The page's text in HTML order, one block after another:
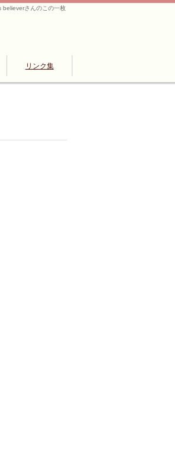
さんのこの一枚
リンク集